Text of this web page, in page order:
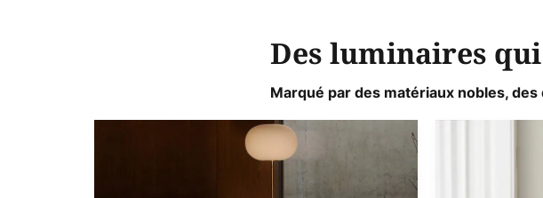
Des luminaires
Marqué par des matériaux nobles,